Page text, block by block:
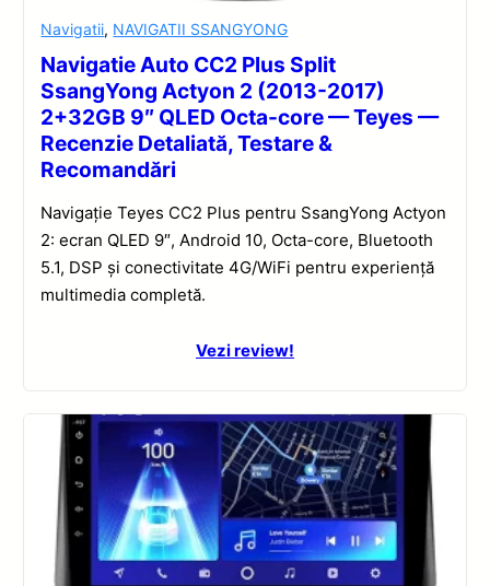
Navigatii, NAVIGATII SSANGYONG
Navigatie Auto CC2 Plus Split
SsangYong Actyon 2 (2013-2017)
2+32GB 9″ QLED Octa-core — Teyes —
Recenzie Detaliată, Testare &
Recomandări
Navigație Teyes CC2 Plus pentru SsangYong Actyon
2: ecran QLED 9″, Android 10, Octa-core, Bluetooth
5.1, DSP și conectivitate 4G/WiFi pentru experiență
multimedia completă.
Vezi review!